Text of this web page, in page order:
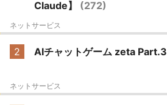
Claude】 (272)
ネットサービス
2 AIチャットゲーム zeta Part.3
ネットサービス